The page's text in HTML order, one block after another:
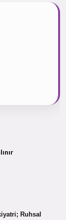
Ruhsal